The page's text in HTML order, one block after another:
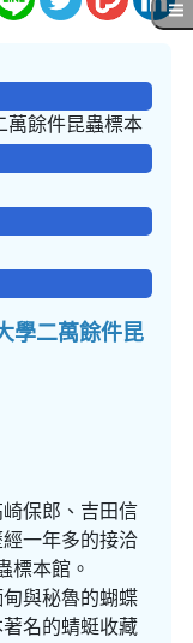
萬餘件昆蟲標本
學二萬餘件昆
保郎、吉田信
一年多的接洽
標本館。
與秘魯的蝴蝶
名的蜻蜓收藏